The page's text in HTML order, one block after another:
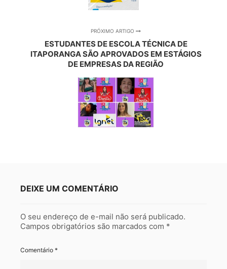
PRÓXIMO ARTIGO
ESTUDANTES DE ESCOLA TÉCNICA DE
ITAPORANGA SÃO APROVADOS EM ESTÁGIOS
DE EMPRESAS DA REGIÃO
DEIXE UM COMENTÁRIO
O seu endereço de e-mail não será publicado.
Campos obrigatórios são marcados com *
Comentário *